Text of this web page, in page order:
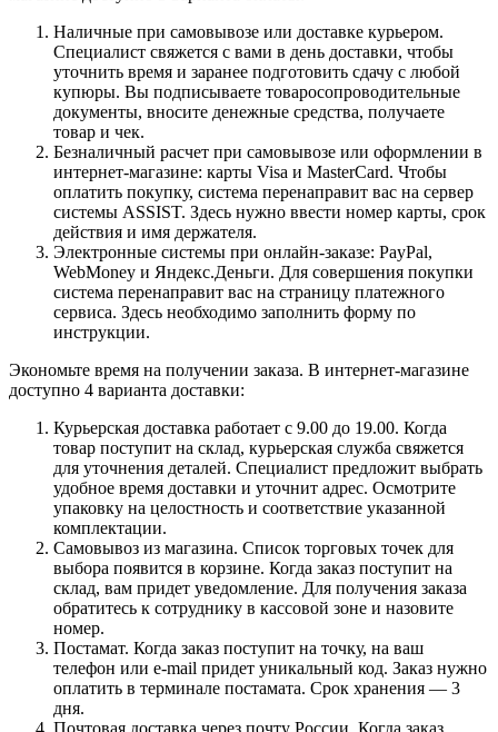
Наличные при самовывозе или доставке курьером.
Специалист свяжется с вами в день доставки, чтобы
уточнить время и заранее подготовить сдачу с любой
купюры. Вы подписываете товаросопроводительные
документы, вносите денежные средства, получаете
товар и чек.
Безналичный расчет при самовывозе или оформлении в
интернет-магазине: карты Visa и MasterCard. Чтобы
оплатить покупку, система перенаправит вас на сервер
системы ASSIST. Здесь нужно ввести номер карты, срок
действия и имя держателя.
Электронные системы при онлайн-заказе: PayPal,
WebMoney и Яндекс.Деньги. Для совершения покупки
система перенаправит вас на страницу платежного
сервиса. Здесь необходимо заполнить форму по
инструкции.
Экономьте время на получении заказа. В интернет-магазине
доступно 4 варианта доставки:
Курьерская доставка работает с 9.00 до 19.00. Когда
товар поступит на склад, курьерская служба свяжется
для уточнения деталей. Специалист предложит выбрать
удобное время доставки и уточнит адрес. Осмотрите
упаковку на целостность и соответствие указанной
комплектации.
Самовывоз из магазина. Список торговых точек для
выбора появится в корзине. Когда заказ поступит на
склад, вам придет уведомление. Для получения заказа
обратитесь к сотруднику в кассовой зоне и назовите
номер.
Постамат. Когда заказ поступит на точку, на ваш
телефон или e-mail придет уникальный код. Заказ нужно
оплатить в терминале постамата. Срок хранения — 3
дня.
Почтовая доставка через почту России. Когда заказ